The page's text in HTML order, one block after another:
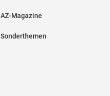
AZ-Magazine
Sonderthemen